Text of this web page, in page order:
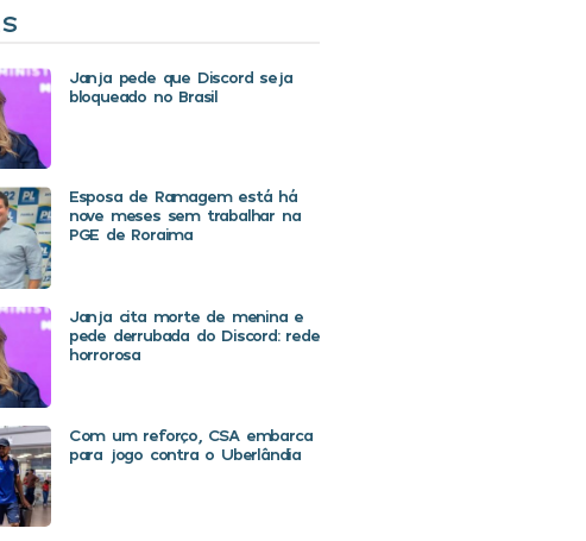
Janja pede que Discord seja
bloqueado no Brasil
Esposa de Ramagem está há
nove meses sem trabalhar na
PGE de Roraima
Janja cita morte de menina e
pede derrubada do Discord: rede
horrorosa
Com um reforço, CSA embarca
para jogo contra o Uberlândia